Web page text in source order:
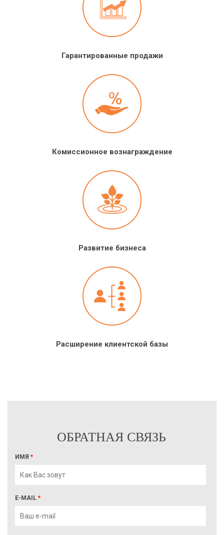
Гарантированные продажи
Комиссионное вознаграждение
Развитие бизнеса
Расширение клиентской базы
ОБРАТНАЯ СВЯЗЬ
ИМЯ *
E-MAIL *